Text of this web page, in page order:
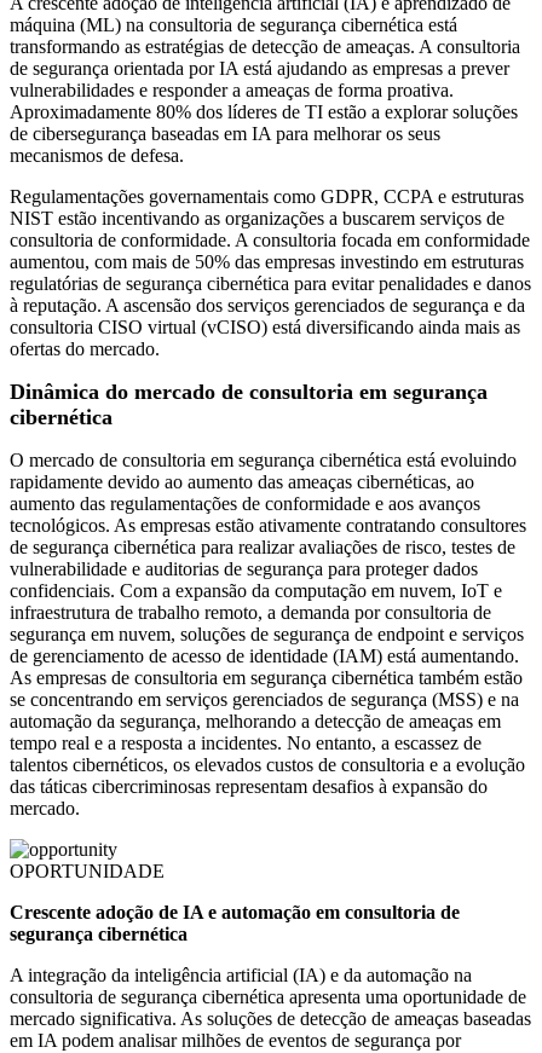
máquina (ML) na consultoria de segurança cibernética está
transformando as estratégias de detecção de ameaças. A consultoria
de segurança orientada por IA está ajudando as empresas a prever
vulnerabilidades e responder a ameaças de forma proativa.
Aproximadamente 80% dos líderes de TI estão a explorar soluções
de cibersegurança baseadas em IA para melhorar os seus
mecanismos de defesa.
Regulamentações governamentais como GDPR, CCPA e estruturas
NIST estão incentivando as organizações a buscarem serviços de
consultoria de conformidade. A consultoria focada em conformidade
aumentou, com mais de 50% das empresas investindo em estruturas
regulatórias de segurança cibernética para evitar penalidades e danos
à reputação. A ascensão dos serviços gerenciados de segurança e da
consultoria CISO virtual (vCISO) está diversificando ainda mais as
ofertas do mercado.
Dinâmica do mercado de consultoria em segurança
cibernética
O mercado de consultoria em segurança cibernética está evoluindo
rapidamente devido ao aumento das ameaças cibernéticas, ao
aumento das regulamentações de conformidade e aos avanços
tecnológicos. As empresas estão ativamente contratando consultores
de segurança cibernética para realizar avaliações de risco, testes de
vulnerabilidade e auditorias de segurança para proteger dados
confidenciais. Com a expansão da computação em nuvem, IoT e
infraestrutura de trabalho remoto, a demanda por consultoria de
segurança em nuvem, soluções de segurança de endpoint e serviços
de gerenciamento de acesso de identidade (IAM) está aumentando.
As empresas de consultoria em segurança cibernética também estão
se concentrando em serviços gerenciados de segurança (MSS) e na
automação da segurança, melhorando a detecção de ameaças em
tempo real e a resposta a incidentes. No entanto, a escassez de
talentos cibernéticos, os elevados custos de consultoria e a evolução
das táticas cibercriminosas representam desafios à expansão do
mercado.
OPORTUNIDADE
Crescente adoção de IA e automação em consultoria de
segurança cibernética
A integração da inteligência artificial (IA) e da automação na
consultoria de segurança cibernética apresenta uma oportunidade de
mercado significativa. As soluções de detecção de ameaças baseadas
em IA podem analisar milhões de eventos de segurança por